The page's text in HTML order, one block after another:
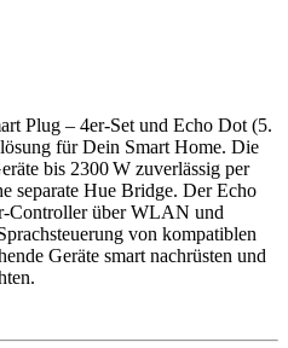
Plug – 4er-Set und Echo Dot (5.
für Dein Smart Home. Die
bis 2300 W zuverlässig per
separate Hue Bridge. Der Echo
Controller über WLAN und
von kompatiblen
Geräte smart nachrüsten und